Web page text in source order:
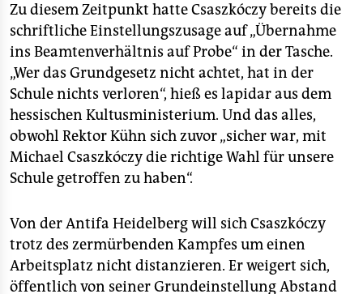
Zu diesem Zeitpunkt hatte Csaszkóczy bereits die
schriftliche Einstellungszusage auf „Übernahme
ins Beamtenverhältnis auf Probe“ in der Tasche.
„Wer das Grundgesetz nicht achtet, hat in der
Schule nichts verloren“, hieß es lapidar aus dem
hessischen Kultusministerium. Und das alles,
obwohl Rektor Kühn sich zuvor „sicher war, mit
Michael Csaszkóczy die richtige Wahl für unsere
Schule getroffen zu haben“.
Von der Antifa Heidelberg will sich Csaszkóczy
trotz des zermürbenden Kampfes um einen
Arbeitsplatz nicht distanzieren. Er weigert sich,
öffentlich von seiner Grundeinstellung Abstand